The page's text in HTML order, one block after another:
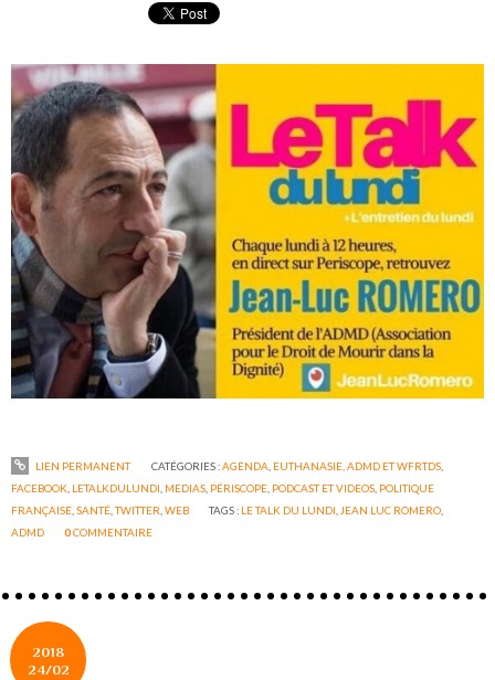
LIEN PERMANENT CATÉGORIES :AGENDA EUTHANASIE, ADMD ET WFRTDS,
FACEBOOK LETALKDULUNDI MEDIAS PÉRISCOPE PODCAST ET VIDEOS POLITIQUE
FRANÇAISE ,SANTÉ ,TWITTER ,WEB TAGS : LE TALK DU LUNDI JEAN LUC ROMERO
ADMD
0COMMENTAIRE
2018
24/02